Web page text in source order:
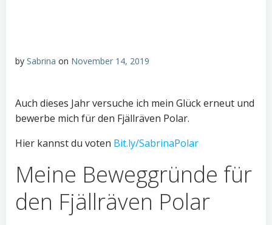
by Sabrina on November 14, 2019
Auch dieses Jahr versuche ich mein Glück erneut und
bewerbe mich für den Fjällräven Polar.
Hier kannst du voten Bit.ly/SabrinaPolar
Meine Beweggründe für
den Fjällräven Polar